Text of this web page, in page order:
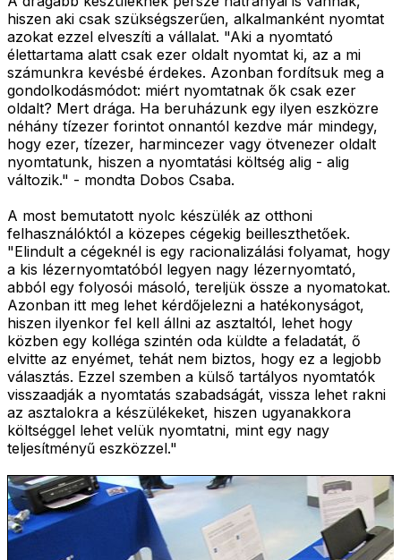
hiszen aki csak szükségszerűen, alkalmanként nyomtat
azokat ezzel elveszíti a vállalat. "Aki a nyomtató
élettartama alatt csak ezer oldalt nyomtat ki, az a mi
számunkra kevésbé érdekes. Azonban fordítsuk meg a
gondolkodásmódot: miért nyomtatnak ők csak ezer
oldalt? Mert drága. Ha beruházunk egy ilyen eszközre
néhány tízezer forintot onnantól kezdve már mindegy,
hogy ezer, tízezer, harmincezer vagy ötvenezer oldalt
nyomtatunk, hiszen a nyomtatási költség alig - alig
változik." - mondta Dobos Csaba.
A most bemutatott nyolc készülék az otthoni
felhasználóktól a közepes cégekig beilleszthetőek.
"Elindult a cégeknél is egy racionalizálási folyamat, hogy
a kis lézernyomtatóból legyen nagy lézernyomtató,
abból egy folyosói másoló, tereljük össze a nyomatokat.
Azonban itt meg lehet kérdőjelezni a hatékonyságot,
hiszen ilyenkor fel kell állni az asztaltól, lehet hogy
közben egy kolléga szintén oda küldte a feladatát, ő
elvitte az enyémet, tehát nem biztos, hogy ez a legjobb
választás. Ezzel szemben a külső tartályos nyomtatók
visszaadják a nyomtatás szabadságát, vissza lehet rakni
az asztalokra a készülékeket, hiszen ugyanakkora
költséggel lehet velük nyomtatni, mint egy nagy
teljesítményű eszközzel."